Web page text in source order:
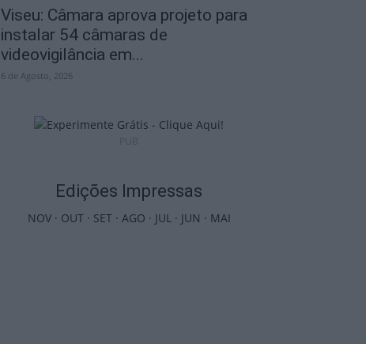
Viseu: Câmara aprova projeto para
instalar 54 câmaras de
videovigilância em...
6 de Agosto, 2026
Edições Impressas
NOV· OUT· SET· AGO · JUL· JUN · MAI